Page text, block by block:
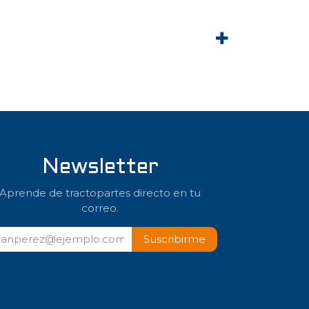
Newsletter
Aprende de tractopartes directo en tu
correo.
Suscribir​​me